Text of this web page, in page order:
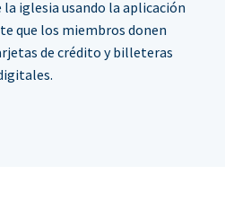
iglesia usando la aplicación
que los miembros donen
de crédito y billeteras